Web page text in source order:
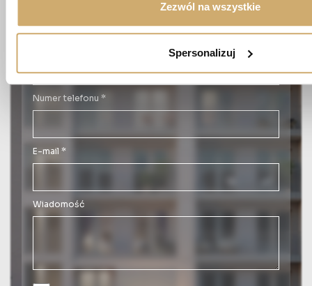
Zezwól na wszystkie
Spersonalizuj
Numer telefonu *
E-mail *
Wiadomość